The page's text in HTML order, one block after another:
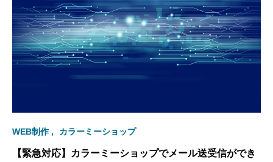
WEB制作 カラーミーショップ
【緊急対応】カラーミーショップでメール送受信ができ